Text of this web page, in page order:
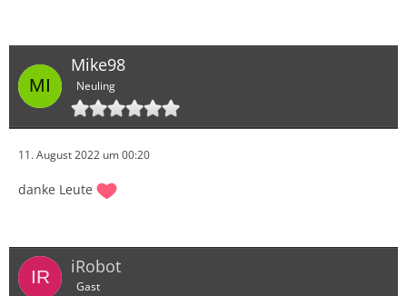
Mike98
Neuling
11. August 2022 um 00:20
danke Leute
iRobot
Gast